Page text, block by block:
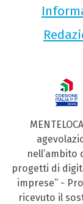
nell’ambito
progetti di
imprese” -
ricevuto il